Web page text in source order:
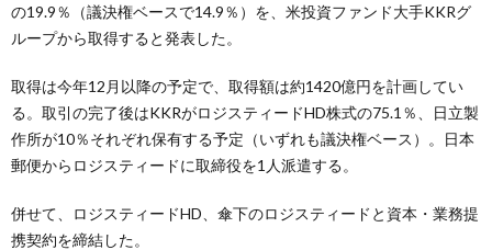
の19.9％（議決権ベースで14.9％）を、米投資ファンド大手KKRグ
ループから取得すると発表した。
取得は今年12月以降の予定で、取得額は約1420億円を計画してい
る。取引の完了後はKKRがロジスティードHD株式の75.1％、日立製
作所が10％それぞれ保有する予定（いずれも議決権ベース）。日本
郵便からロジスティードに取締役を1人派遣する。
併せて、ロジスティードHD、傘下のロジスティードと資本・業務提
携契約を締結した。